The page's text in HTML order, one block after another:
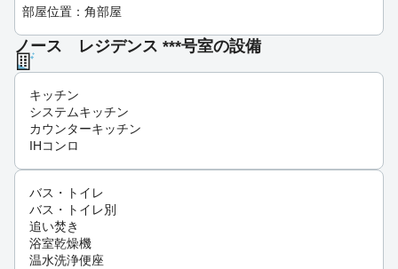
部屋位置：角部屋
ノース レジデンス ***号室の設備
キッチン
システムキッチン
カウンターキッチン
IHコンロ
バス・トイレ
バス・トイレ別
追い焚き
浴室乾燥機
温水洗浄便座